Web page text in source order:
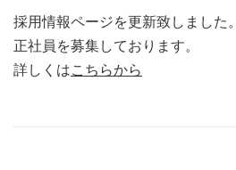
採用情報ページを更新致しました。
正社員を募集しております。
詳しくはこちらから